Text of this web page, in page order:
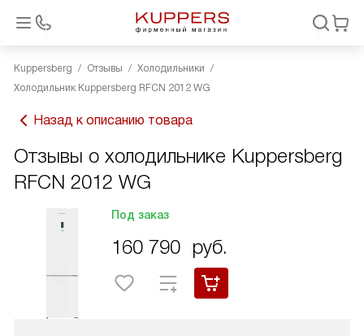
Kuppersberg Отзывы
Холодильники
Холодильник Kuppersberg RFCN 2012 WG
Назад к описанию товара
Отзывы о холодильнике Kuppersberg
RFCN 2012 WG
Под заказ
160 790 руб.